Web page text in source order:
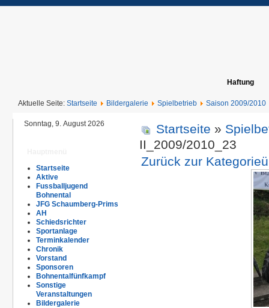
Haftung
Aktuelle Seite: Startseite Bildergalerie Spielbetrieb Saison 2009/2010
Sonntag, 9. August 2026
Startseite
Aktive
Fussballjugend
Bohnental
JFG Schaumberg-Prims
AH
Schiedsrichter
Sportanlage
Terminkalender
Chronik
Vorstand
Sponsoren
Bohnentalfünfkampf
Sonstige
Veranstaltungen
Bildergalerie
Startseite »
II_2009/2010_23
Zurück zur